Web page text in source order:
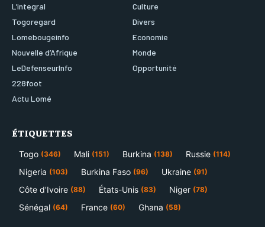
L’integral
Togoregard
Lomebougeinfo
Nouvelle d’Afrique
LeDefenseurInfo
228foot
Actu Lomé
Culture
Divers
Economie
Monde
Opportunité
ÉTIQUETTES
Togo (346) Mali (151) Burkina (138) Russie (114)
Nigeria (103) Burkina Faso (96) Ukraine (91)
Côte d’Ivoire (88) États-Unis (83) Niger (78)
Sénégal (64) France (60) Ghana (58)